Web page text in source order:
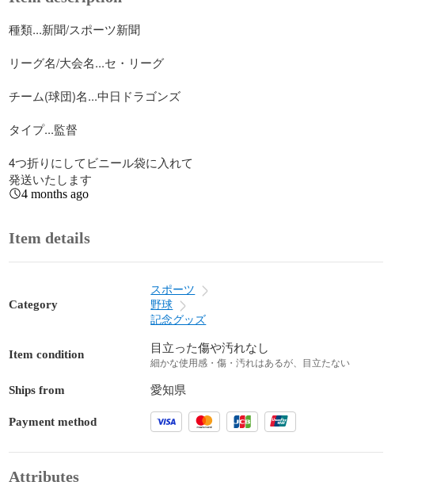
種類...新聞/スポーツ新聞
リーグ名/大会名...セ・リーグ
チーム(球団)名...中日ドラゴンズ
タイプ...監督
4つ折りにしてビニール袋に入れて
発送いたします
4 months ago
Item details
Category
スポーツ
野球
記念グッズ
Item condition 目立った傷や汚れなし
細かな使用感・傷・汚れはあるが、目立たない
Ships from 愛知県
Payment method
Attributes